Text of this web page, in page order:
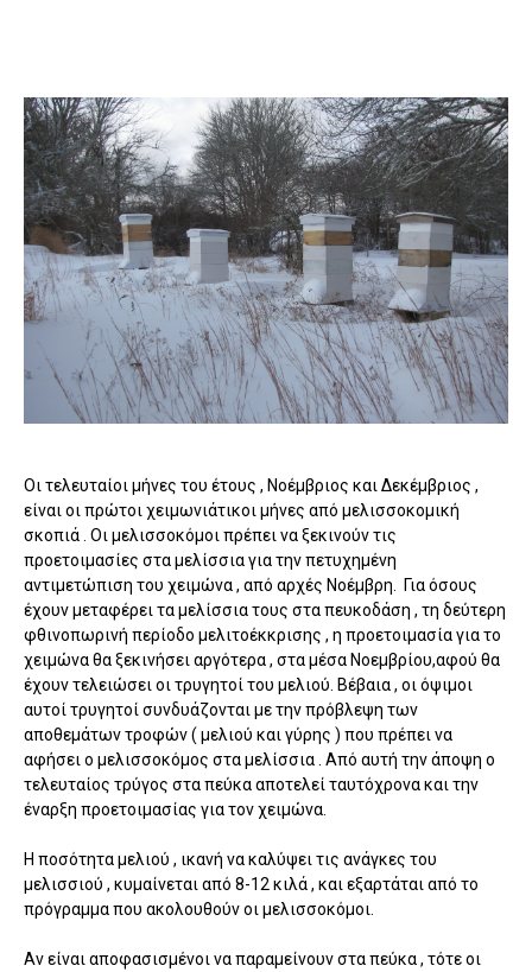
Οι τελευταίοι μήνες του έτους , Νοέμβριος και Δεκέμβριος ,
είναι οι πρώτοι χειμωνιάτικοι μήνες από μελισσοκομική
σκοπιά . Οι μελισσοκόμοι πρέπει να ξεκινούν τις
προετοιμασίες στα μελίσσια για την πετυχημένη
αντιμετώπιση του χειμώνα , από αρχές Νοέμβρη. Για όσους
έχουν μεταφέρει τα μελίσσια τους στα πευκοδάση , τη δεύτερη
φθινοπωρινή περίοδο μελιτοέκκρισης , η προετοιμασία για το
χειμώνα θα ξεκινήσει αργότερα , στα μέσα Νοεμβρίου,αφού θα
έχουν τελειώσει οι τρυγητοί του μελιού. Βέβαια , οι όψιμοι
αυτοί τρυγητοί συνδυάζονται με την πρόβλεψη των
αποθεμάτων τροφών ( μελιού και γύρης ) που πρέπει να
αφήσει ο μελισσοκόμος στα μελίσσια . Από αυτή την άποψη ο
τελευταίος τρύγος στα πεύκα αποτελεί ταυτόχρονα και την
έναρξη προετοιμασίας για τον χειμώνα.
Η ποσότητα μελιού , ικανή να καλύψει τις ανάγκες του
μελισσιού , κυμαίνεται από 8-12 κιλά , και εξαρτάται από το
πρόγραμμα που ακολουθούν οι μελισσοκόμοι.
Αν είναι αποφασισμένοι να παραμείνουν στα πεύκα , τότε οι